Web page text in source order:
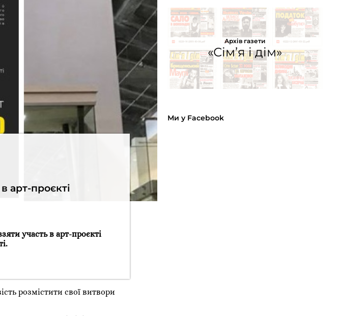
арт-проєкті
участь в арт-проєкті
розмістити свої витвори
Архів газети
«Сім’я і дім»
Ми у Facebook